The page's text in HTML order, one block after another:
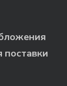
поставки